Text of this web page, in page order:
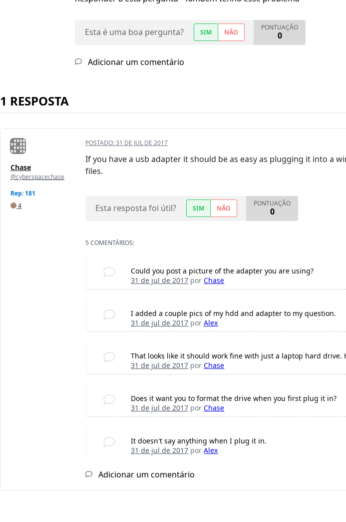
Esta é uma boa pergunta? SIM NÃO
PONTUAÇÃO
0
Adicionar um comentário
1 RESPOSTA
Chase
@cyberspacechase
Rep: 181
4
POSTADO:31 DE JUL DE 2017
If you have a usb adapter it should be as easy as plugging it into a
files.
Esta resposta foi útil? SIM NÃO
PONTUAÇÃO
0
5 COMENTÁRIOS:
Could you post a picture of the adapter you are using?
31 de jul de 2017 porChase
I added a couple pics of my hdd and adapter to my question.
31 de jul de 2017 porAlex
That looks like it should work fine with just a laptop hard
31 de jul de 2017 porChase
Does it want you to format the drive when you first plug it in?
31 de jul de 2017 porChase
It doesn't say anything when I plug it in.
31 de jul de 2017 porAlex
Adicionar um comentário